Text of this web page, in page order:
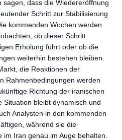
dass die Wiedereröffnung
Schritt zur Stabilisierung
kommenden Wochen werden
ob dieser Schritt
Erholung führt oder ob die
weiterhin bestehen bleiben.
die Reaktionen der
Rahmenbedingungen werden
Richtung der iranischen
Situation bleibt dynamisch und
Analysten in den kommenden
während sie die
Iran genau im Auge behalten.